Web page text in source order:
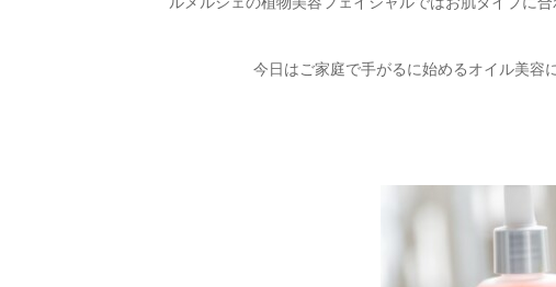
今日はご家庭で手がるに始めるオイル美容